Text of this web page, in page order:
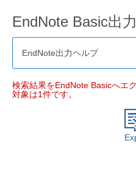
EndNote Basic出力
EndNote出力ヘルプ
検索結果をEndNote Basicへエ
対象は1件です。